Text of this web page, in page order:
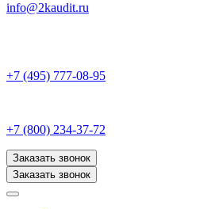
info@2kaudit.ru
+7 (495) 777-08-95
+7 (800) 234-37-72
Заказать звонок
Заказать звонок